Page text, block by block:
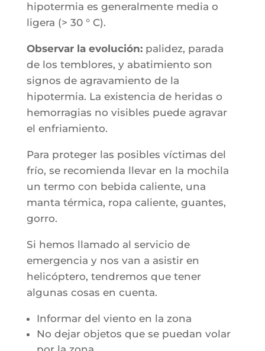
hipotermia es generalmente media o
ligera (> 30 ° C).
Observar la evolución:palidez, parada
de los temblores, y abatimiento son
signos de agravamiento de la
hipotermia. La existencia de heridas o
hemorragias no visibles puede agravar
el enfriamiento.
Para proteger las posibles víctimas del
frío, se recomienda llevar en la mochila
un termo con bebida caliente, una
manta térmica, ropa caliente, guantes,
gorro.
Si hemos llamado al servicio de
emergencia y nos van a asistir en
helicóptero, tendremos que tener
algunas cosas en cuenta.
Informar del viento en la zona
No dejar objetos que se puedan volar